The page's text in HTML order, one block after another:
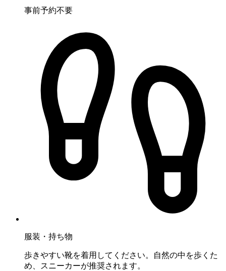
事前予約不要
服装・持ち物
歩きやすい靴を着用してください。自然の中を歩くた
め、スニーカーが推奨されます。